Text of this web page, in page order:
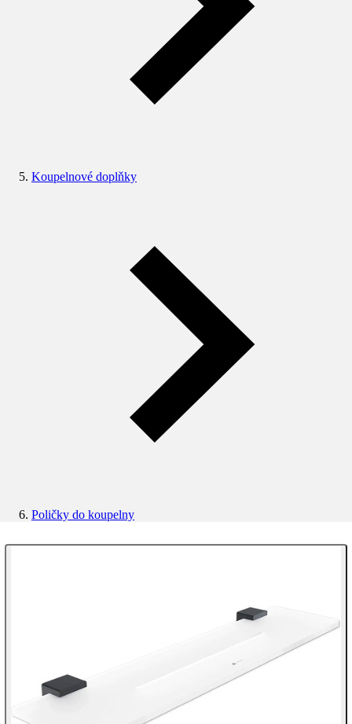
Koupelnové doplňky
Poličky do koupelny